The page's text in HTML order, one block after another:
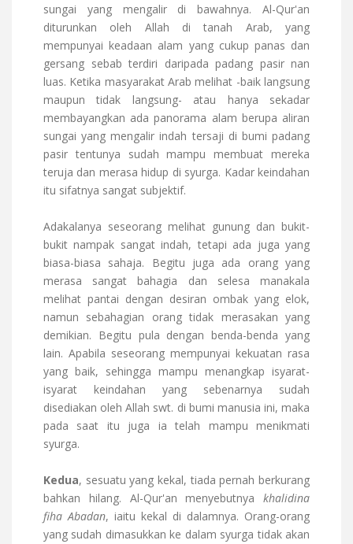
sungai yang mengalir di bawahnya. Al-Qur'an
diturunkan oleh Allah di tanah Arab, yang
mempunyai keadaan alam yang cukup panas dan
gersang sebab terdiri daripada padang pasir nan
luas. Ketika masyarakat Arab melihat -baik langsung
maupun tidak langsung- atau hanya sekadar
membayangkan ada panorama alam berupa aliran
sungai yang mengalir indah tersaji di bumi padang
pasir tentunya sudah mampu membuat mereka
teruja dan merasa hidup di syurga. Kadar keindahan
itu sifatnya sangat subjektif.
Adakalanya seseorang melihat gunung dan bukit-
bukit nampak sangat indah, tetapi ada juga yang
biasa-biasa sahaja. Begitu juga ada orang yang
merasa sangat bahagia dan selesa manakala
melihat pantai dengan desiran ombak yang elok,
namun sebahagian orang tidak merasakan yang
demikian. Begitu pula dengan benda-benda yang
lain. Apabila seseorang mempunyai kekuatan rasa
yang baik, sehingga mampu menangkap isyarat-
isyarat keindahan yang sebenarnya sudah
disediakan oleh Allah swt. di bumi manusia ini, maka
pada saat itu juga ia telah mampu menikmati
syurga.
Kedua, sesuatu yang kekal, tiada pernah berkurang
bahkan hilang. Al-Qur'an menyebutnya khalidina
fiha Abadan, iaitu kekal di dalamnya. Orang-orang
yang sudah dimasukkan ke dalam syurga tidak akan